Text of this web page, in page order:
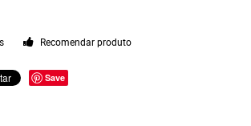
Recomendar produto
Save